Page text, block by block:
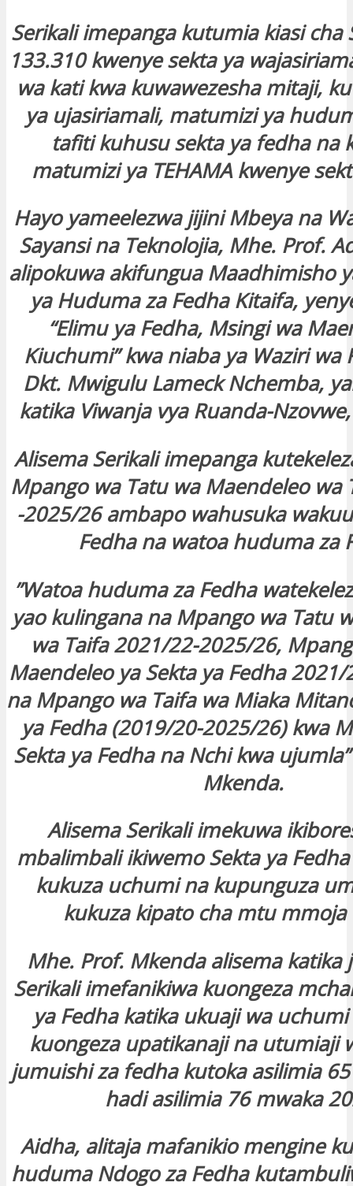
Serikali imepanga kutumia kiasi cha
133.310 kwenye sekta ya
wa kati kwa kuwawezesha mitaji,
ya ujasiriamali, matumizi ya
tafiti kuhusu sekta ya fedha na
matumizi ya TEHAMA kwenye
Hayo yameelezwa jijini Mbeya na
Sayansi na Teknolojia, Mhe. Prof.
alipokuwa akifungua Maadhimisho
ya Huduma za Fedha Kitaifa,
“Elimu ya Fedha, Msingi wa
Kiuchumi” kwa niaba ya Waziri wa
Dkt. Mwigulu Lameck Nchemba,
katika Viwanja vya Ruanda-
Alisema Serikali imepanga
Mpango wa Tatu wa Maendeleo wa
-2025/26 ambapo wahusuka
Fedha na watoa huduma za
”Watoa huduma za Fedha
yao kulingana na Mpango wa Tatu
wa Taifa 2021/22-2025/26,
Maendeleo ya Sekta ya Fedha
na Mpango wa Taifa wa Miaka
ya Fedha (2019/20-2025/26) kwa
Sekta ya Fedha na Nchi kwa
Mkenda.
Alisema Serikali imekuwa
mbalimbali ikiwemo Sekta ya
kukuza uchumi na kupunguza
kukuza kipato cha mtu
Mhe. Prof. Mkenda alisema katika
Serikali imefanikiwa kuongeza
ya Fedha katika ukuaji wa
kuongeza upatikanaji na utumiaji
jumuishi za fedha kutoka asilimia
hadi asilimia 76 mwaka
Aidha, alitaja mafanikio mengine
huduma Ndogo za Fedha